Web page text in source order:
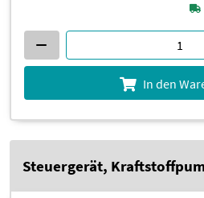
In den
Steuergerät,